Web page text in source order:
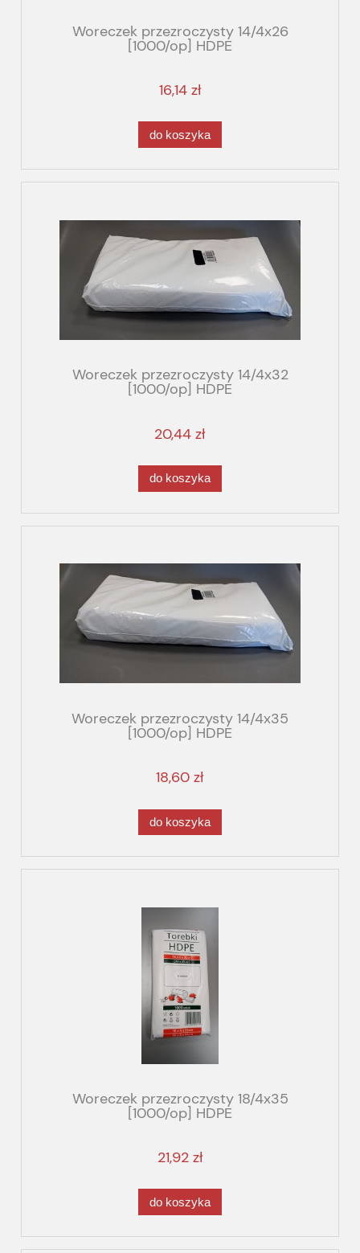
Woreczek przezroczysty 14/4x26
[1000/op] HDPE
16,14 zł
do koszyka
Woreczek przezroczysty 14/4x32
[1000/op] HDPE
20,44 zł
do koszyka
Woreczek przezroczysty 14/4x35
[1000/op] HDPE
18,60 zł
do koszyka
Woreczek przezroczysty 18/4x35
[1000/op] HDPE
21,92 zł
do koszyka